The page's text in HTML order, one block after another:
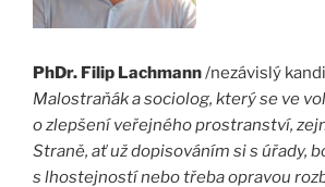
PhDr. Filip Lachmann/nezávislý
Malostraňák a sociolog, který se ve
o zlepšení veřejného prostranství,
Straně, ať už dopisováním si s úřady,
s lhostejností nebo třeba opravou